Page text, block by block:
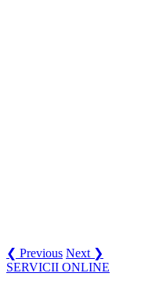
❮ Previous Next ❯
SERVICII ONLINE